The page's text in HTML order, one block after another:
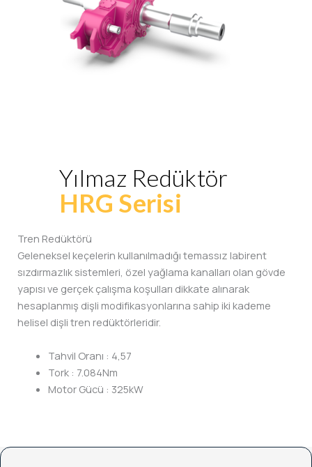
Yılmaz Redüktör
HRG Serisi
Tren Redüktörü
Geleneksel keçelerin kullanılmadığı temassız labirent
sızdırmazlık sistemleri, özel yağlama kanalları olan gövde
yapısı ve gerçek çalışma koşulları dikkate alınarak
hesaplanmış dişli modifikasyonlarına sahip iki kademe
helisel dişli tren redüktörleridir.
Tahvil Oranı : 4,57
Tork: 7.084Nm
Motor Gücü : 325kW